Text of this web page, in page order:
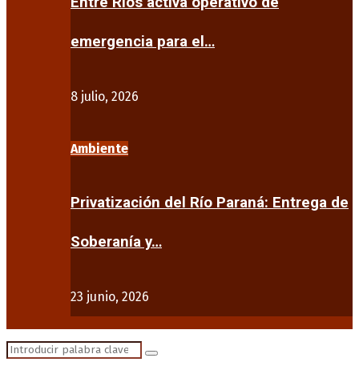
emergencia para el…
8 julio, 2026
Ambiente
Privatización del Río Paraná: Entrega de
Soberanía y…
23 junio, 2026
Search
Search